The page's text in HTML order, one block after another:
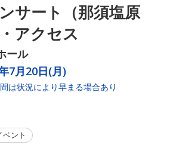
サート（那須塩原
アクセス
ール
7月20日(月)
状況により早まる場合あり
ント